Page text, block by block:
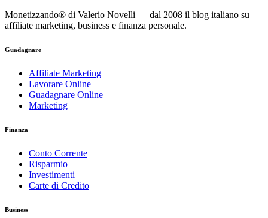
Monetizzando® di Valerio Novelli — dal 2008 il blog italiano su
affiliate marketing, business e finanza personale.
Guadagnare
Affiliate Marketing
Lavorare Online
Guadagnare Online
Marketing
Finanza
Conto Corrente
Risparmio
Investimenti
Carte di Credito
Business